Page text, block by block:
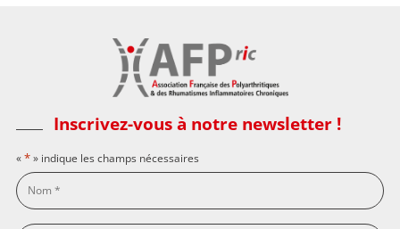
Inscrivez-vous à notre newsletter !
«*» indique les champs nécessaires